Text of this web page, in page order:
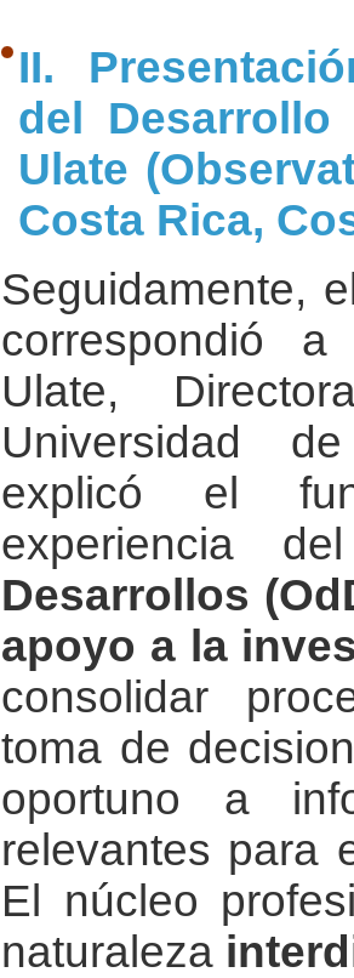
II.
del Desarrollo
Ulate
Costa Rica,
Seguidamente,
correspondió
Ulate,
Universidad
explicó el
experiencia
Desarrollos
apoyo a la
consolidar
toma de
oportuno a
relevantes para
El núcleo
naturaleza